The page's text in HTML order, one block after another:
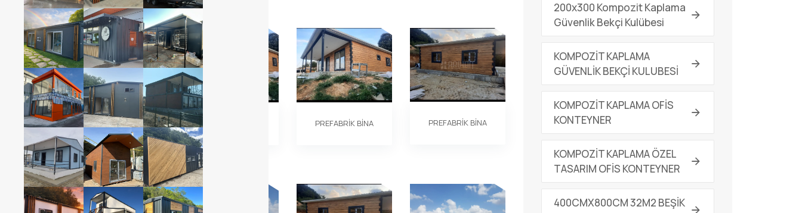
PREFABRİK BİNA
PREFABRİK BİNA PREFABRİK BİNA PREFABRİK BİNA
200x300 Kompozit Kaplama
Güvenlik Bekçi Kulübesi
KOMPOZİT KAPLAMA
GÜVENLİK BEKÇİ KULUBESİ
KOMPOZİT KAPLAMA OFİS
KONTEYNER
KOMPOZİT KAPLAMA ÖZEL
TASARIM OFİS KONTEYNER
400CMX800CM 32M2 BEŞİK